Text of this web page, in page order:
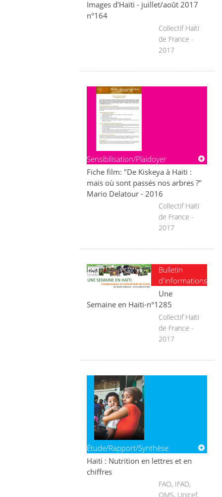
Images d'Haïti - juillet/août 2017
n°164
Collectif Haïti
de France -
2017
Sensibilisation/Plaidoyer
Fiche film: "De Kiskeya à Haïti :
mais où sont passés nos arbres ?"
Mario Delatour - 2016
Collectif Haïti
de France -
2017
Bulletin
d'informations
Une
Semaine en Haïti-n°1285
Collectif Haïti
de France -
2017
Étude/Rapport/Synthèse
Haïti : Nutrition en lettres et en
chiffres
FAO, IFAD,
OMS, Unicef,